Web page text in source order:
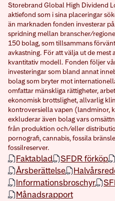
Storebrand Global High Dividend
aktiefond som i sina placeringar
än marknaden fonden investerar
spridning mellan branscher/
150 bolag, som tillsammans
avkastning. För att välja ut de mest
kvantitativ modell. Fonden följer
investeringar som bland annat
bolag som bryter mot
omfattar mänskliga rättigheter,
ekonomisk brottslighet, allvarlig
kontroversiella vapen (landminor,
exkluderar även bolag vars
från produktion och/eller
pornografi, cannabis, fossila
fossilreserver.
öppnas nytt fönster
Faktablad öppnas nytt
SFDR förköp
öppnas nytt fönster
Årsberättelse öppnas
öppnas nytt fönster
Informationsbroschyr
öppnas nytt fönster
Månadsrapport